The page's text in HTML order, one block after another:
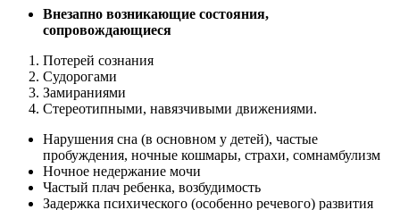
Внезапно возникающие состояния,
сопровождающиеся
Потерей сознания
Судорогами
Замираниями
Стереотипными, навязчивыми движениями.
Нарушения сна (в основном у детей), частые
пробуждения, ночные кошмары, страхи, сомнамбулизм
Ночное недержание мочи
Частый плач ребенка, возбудимость
Задержка психического (особенно речевого) развития